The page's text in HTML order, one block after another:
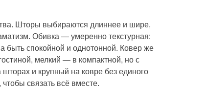
Шторы выбираются длиннее и шире,
Обивка — умеренно текстурная:
быть спокойной и однотонной. Ковер же
мелкий — в компактной, но с
и крупный на ковре без единого
связать всё вместе.